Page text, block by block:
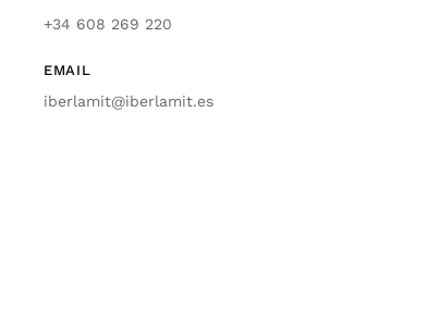
+34 608 269 220
EMAIL
iberlamit@iberlamit.es